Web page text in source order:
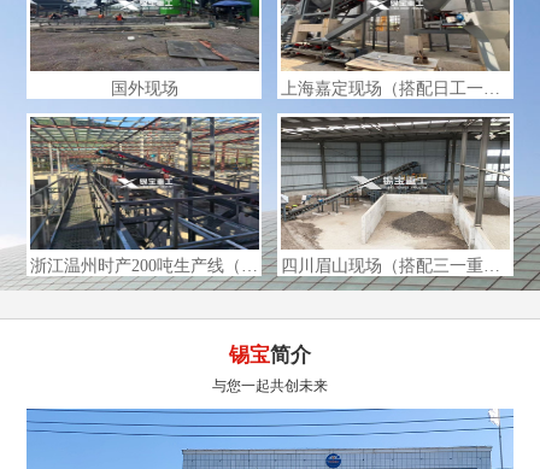
国外现场
浙江温州时产200吨生产线（含自动布料系统） 四川眉山现场（搭配三一重工4000一体机）
锡宝简介
与您一起共创未来